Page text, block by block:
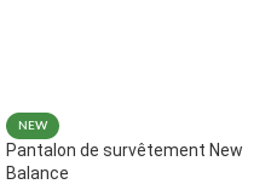
NEW
Pantalon de survêtement New
Balance